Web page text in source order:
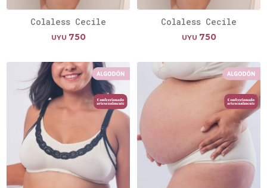
Colaless Cecile
UYU 750
Colaless Cecile
UYU 750